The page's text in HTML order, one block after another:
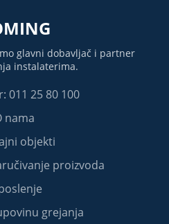
glavni dobavljač i partner
instalaterima.
011 25 80 100
nama
objekti
proizvoda
grejanja